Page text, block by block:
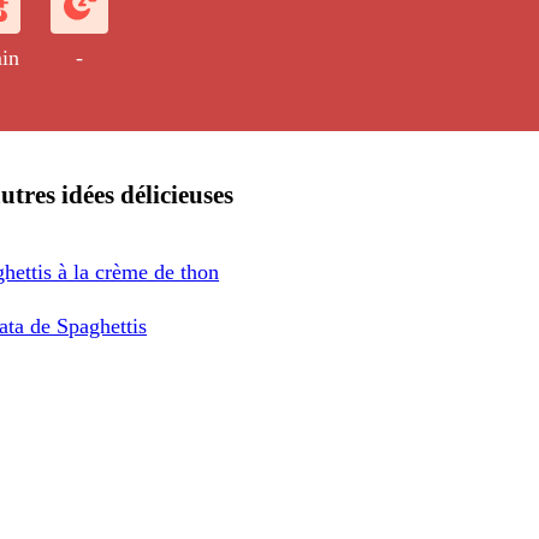
-
idées délicieuses
à la crème de thon
de Spaghettis